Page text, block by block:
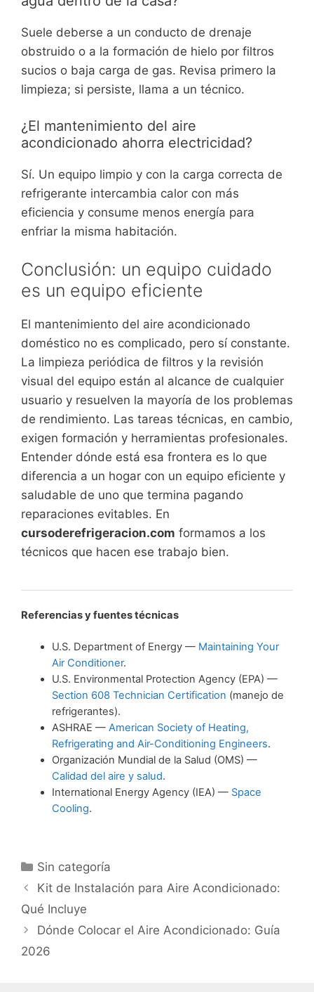
Suele deberse a un conducto de drenaje
obstruido o a la formación de hielo por filtros
sucios o baja carga de gas. Revisa primero la
limpieza; si persiste, llama a un técnico.
¿El mantenimiento del aire
acondicionado ahorra electricidad?
Sí. Un equipo limpio y con la carga correcta de
refrigerante intercambia calor con más
eficiencia y consume menos energía para
enfriar la misma habitación.
Conclusión: un equipo cuidado
es un equipo eficiente
El mantenimiento del aire acondicionado
doméstico no es complicado, pero sí constante.
La limpieza periódica de filtros y la revisión
visual del equipo están al alcance de cualquier
usuario y resuelven la mayoría de los problemas
de rendimiento. Las tareas técnicas, en cambio,
exigen formación y herramientas profesionales.
Entender dónde está esa frontera es lo que
diferencia a un hogar con un equipo eficiente y
saludable de uno que termina pagando
reparaciones evitables. En
cursoderefrigeracion.com formamos a los
técnicos que hacen ese trabajo bien.
Referencias y fuentes técnicas
U.S. Department of Energy — Maintaining Your
Air Conditioner.
U.S. Environmental Protection Agency (EPA) —
Section 608 Technician Certification (manejo de
refrigerantes).
ASHRAE —American Society of Heating,
Refrigerating and Air-Conditioning Engineers.
Organización Mundial de la Salud (OMS) —
Calidad del aire y salud.
International Energy Agency (IEA) — Space
Cooling.
Categorías
Sin categoría
Kit de Instalación para Aire Acondicionado:
Qué Incluye
Dónde Colocar el Aire Acondicionado: Guía
2026